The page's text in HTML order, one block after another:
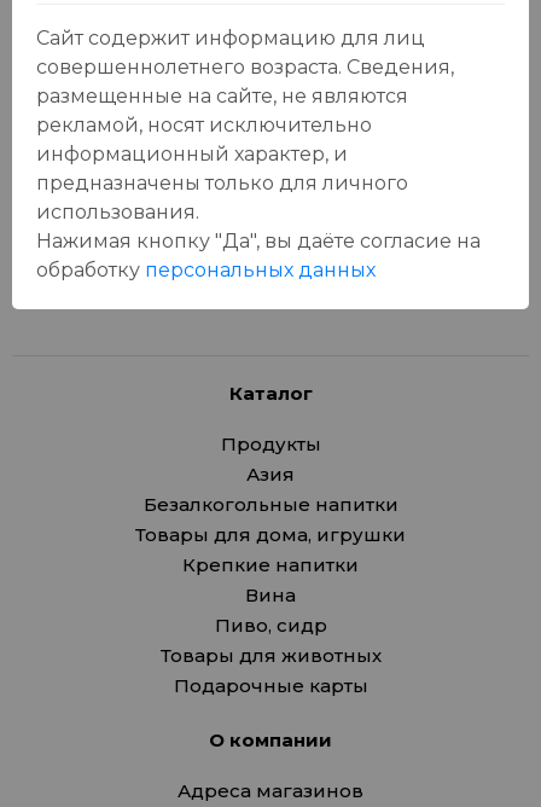
Отзывы:
У данного товара еще нет отзывов, будьте первым, кто
оставит отзыв!
Каталог
Продукты
Азия
Безалкогольные напитки
Товары для дома, игрушки
Крепкие напитки
Вина
Пиво, сидр
Товары для животных
Подарочные карты
О компании
Адреса магазинов
Сайт содержит информацию для лиц
совершеннолетнего возраста. Сведения,
размещенные на сайте, не являются
рекламой, носят исключительно
информационный характер, и
предназначены только для личного
использования.
Нажимая кнопку "Да", вы даёте cогласие на
обработку персональных данных